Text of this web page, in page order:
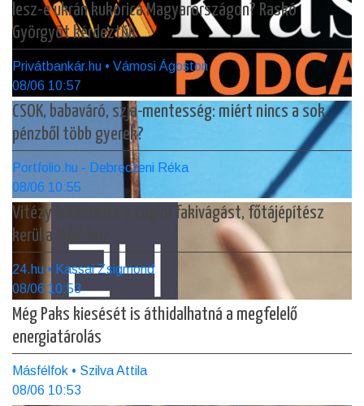
lesz-e ukrán kukorica Magyarországon? Raskó
Györgyöt kérdeztük
Privátbankár.hu • Vámosi Ágoston
08/06 10:57
CSOK, babaváró, szja-mentesség: miért nincs a sok
pénzből több gyerek?
Portfolio.hu - Debreczeni Réka
08/06 10:55
Vitézy leállíttatta a zuglói fakivágást, főtájépítész
kerül a MÁV-hoz
24.hu • Kassai Zsigmond
08/06 10:53
Még Paks kiesését is áthidalhatná a megfelelő
energiatárolás
Másfélfok • Szilva Attila
08/06 10:53